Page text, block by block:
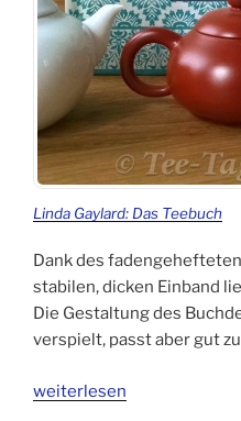
Linda Gaylard: Das Teebuch
Dank des
stabilen, dicken Einband
Die Gestaltung des
verspielt, passt aber gut
„Das
weiterlesen